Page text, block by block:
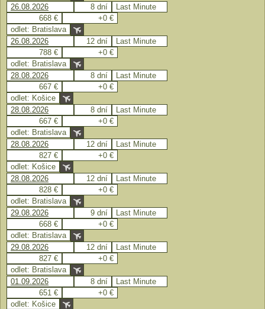
26.08.2026
8 dní
Last Minute
668 €
+0 €
odlet: Bratislava
26.08.2026
12 dní
Last Minute
788 €
+0 €
odlet: Bratislava
28.08.2026
8 dní
Last Minute
667 €
+0 €
odlet: Košice
28.08.2026
8 dní
Last Minute
667 €
+0 €
odlet: Bratislava
28.08.2026
12 dní
Last Minute
827 €
+0 €
odlet: Košice
28.08.2026
12 dní
Last Minute
828 €
+0 €
odlet: Bratislava
29.08.2026
9 dní
Last Minute
668 €
+0 €
odlet: Bratislava
29.08.2026
12 dní
Last Minute
827 €
+0 €
odlet: Bratislava
01.09.2026
8 dní
Last Minute
651 €
+0 €
odlet: Košice